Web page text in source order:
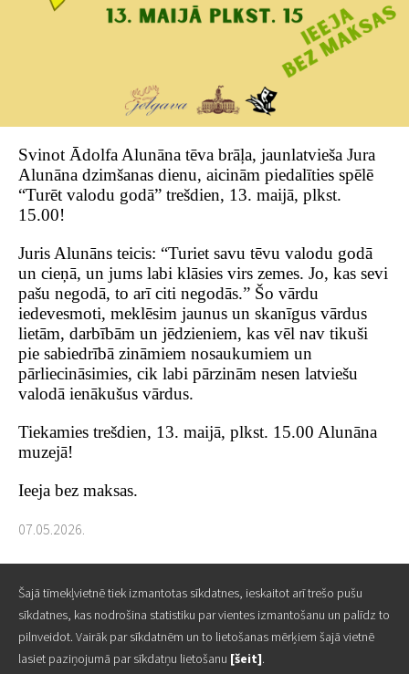
Svinot Ādolfa Alunāna tēva brāļa, jaunlatvieša Jura
Alunāna dzimšanas dienu, aicinām piedalīties spēlē
“Turēt valodu godā” trešdien, 13. maijā, plkst.
15.00!
Juris Alunāns teicis: “Turiet savu tēvu valodu godā
un cieņā, un jums labi klāsies virs zemes. Jo, kas sevi
pašu negodā, to arī citi negodās.” Šo vārdu
iedevesmoti, meklēsim jaunus un skanīgus vārdus
lietām, darbībām un jēdzieniem, kas vēl nav tikuši
pie sabiedrībā zināmiem nosaukumiem un
pārliecināsimies, cik labi pārzinām nesen latviešu
valodā ienākušus vārdus.
Tiekamies trešdien, 13. maijā, plkst. 15.00 Alunāna
muzejā!
Ieeja bez maksas.
07.05.2026.
Šajā tīmekļvietnē tiek izmantotas sīkdatnes, ieskaitot arī trešo pušu
sīkdatnes, kas nodrošina statistiku par vientes izmantošanu un palīdz to
pilnveidot. Vairāk par sīkdatnēm un to lietošanas mērķiem šajā vietnē
lasiet paziņojumā par sīkdatņu lietošanu [šeit].
Šajā tīmekļvietnē tiek izmantotas sīkdatnes, ieskaitot arī trešo pušu
sīkdatnes, kas nodrošina statistiku par vientes izmantošanu un palīdz to
pilnveidot. Vairāk par sīkdatnēm un to lietošanas mērķiem šajā vietnē
lasiet paziņojumā par sīkdatņu lietošanu [šeit].